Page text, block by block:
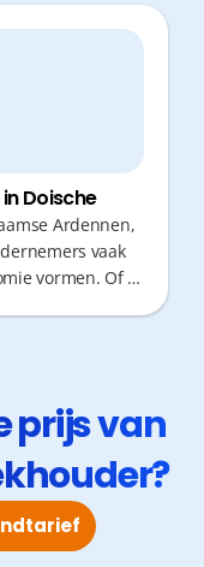
Doische
Ardennen,
vaak
vormen. Of je
maken hierbij
en echt
prijs van